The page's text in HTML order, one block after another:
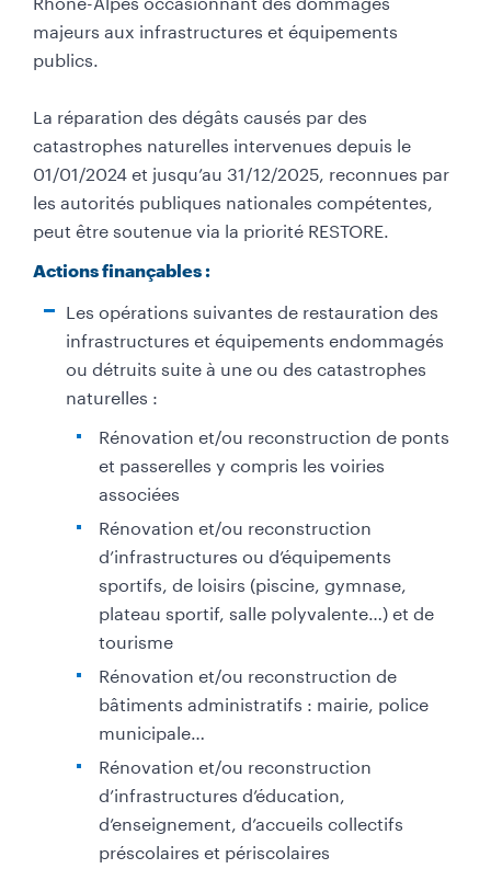
majeurs aux infrastructures et équipements
publics.
La réparation des dégâts causés par des
catastrophes naturelles intervenues depuis le
01/01/2024 et jusqu’au 31/12/2025, reconnues par
les autorités publiques nationales compétentes,
peut être soutenue via la priorité RESTORE.
Actions finançables :
Les opérations suivantes de restauration des
infrastructures et équipements endommagés
ou détruits suite à une ou des catastrophes
naturelles :
Rénovation et/ou reconstruction de ponts
et passerelles y compris les voiries
associées
Rénovation et/ou reconstruction
d’infrastructures ou d’équipements
sportifs, de loisirs (piscine, gymnase,
plateau sportif, salle polyvalente…) et de
tourisme
Rénovation et/ou reconstruction de
bâtiments administratifs : mairie, police
municipale…
Rénovation et/ou reconstruction
d’infrastructures d’éducation,
d’enseignement, d’accueils collectifs
préscolaires et périscolaires